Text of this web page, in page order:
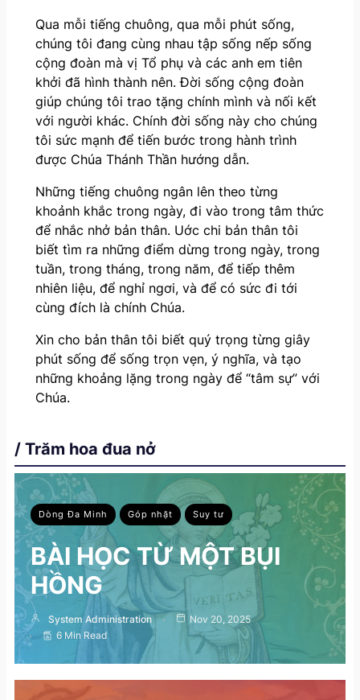
Qua mỗi tiếng chuông, qua mỗi phút sống,
chúng tôi đang cùng nhau tập sống nếp sống
cộng đoàn mà vị Tổ phụ và các anh em tiên
khởi đã hình thành nên. Đời sống cộng đoàn
giúp chúng tôi trao tặng chính mình và nối kết
với người khác. Chính đời sống này cho chúng
tôi sức mạnh để tiến bước trong hành trình
được Chúa Thánh Thần hướng dẫn.
Những tiếng chuông ngân lên theo từng
khoảnh khắc trong ngày, đi vào trong tâm thức
để nhắc nhở bản thân. Uớc chi bản thân tôi
biết tìm ra những điểm dừng trong ngày, trong
tuần, trong tháng, trong năm, để tiếp thêm
nhiên liệu, để nghỉ ngơi, và để có sức đi tới
cùng đích là chính Chúa.
Xin cho bản thân tôi biết quý trọng từng giây
phút sống để sống trọn vẹn, ý nghĩa, và tạo
những khoảng lặng trong ngày để “tâm sự” với
Chúa.
/ Trăm hoa đua nở
Dòng Đa Minh Góp nhặt Suy tư
BÀI HỌC TỪ MỘT BỤI
HỒNG
System Administration
Nov 20, 2025
6 Min Read